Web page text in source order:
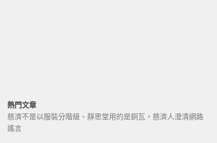
熱門文章
慈濟不是以服裝分階級、靜思堂用的是銅瓦，慈濟人澄清網路
謠言